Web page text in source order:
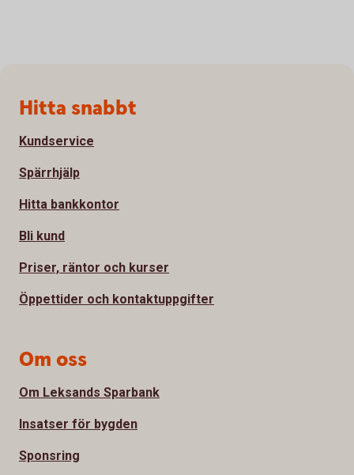
Sidfot
Hitta snabbt
Kundservice
Spärrhjälp
Hitta bankkontor
Bli kund
Priser, räntor och kurser
Öppettider och kontaktuppgifter
Om oss
Om Leksands Sparbank
Insatser för bygden
Sponsring